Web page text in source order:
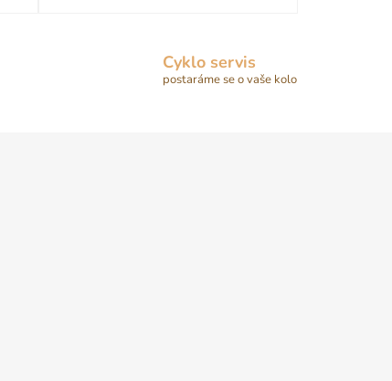
Cyklo servis
postaráme se o vaše kolo